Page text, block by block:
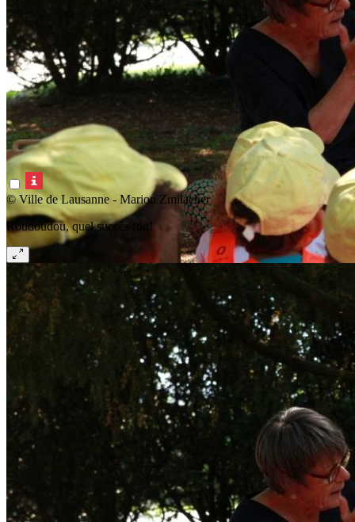
© Ville de Lausanne - Marion Zmilacher
Roudoudou, quel succès fou!